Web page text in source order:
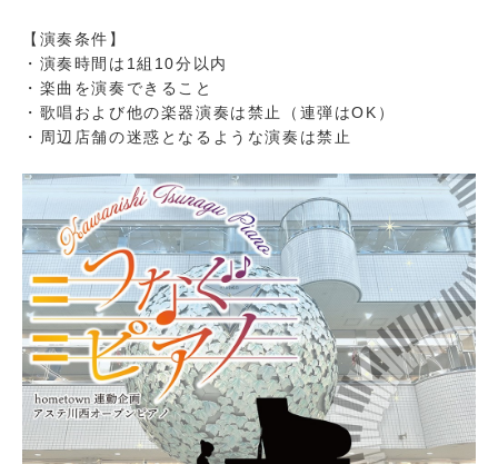
【演奏条件】
・演奏時間は1組10分以内
・楽曲を演奏できること
・歌唱および他の楽器演奏は禁止（連弾はOK）
・周辺店舗の迷惑となるような演奏は禁止